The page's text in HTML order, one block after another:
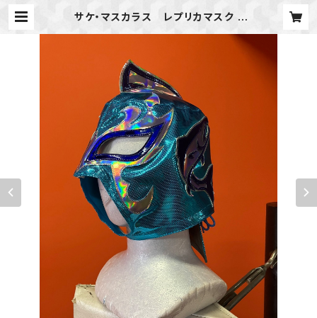
サケ・マスカラス レプリカマスク |